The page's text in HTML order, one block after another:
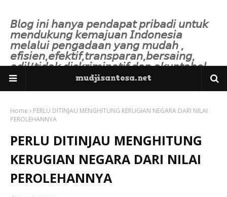
𝘉𝘭𝘰𝘨 𝘪𝘯𝘪 𝘩𝘢𝘯𝘺𝘢 𝘱𝘦𝘯𝘥𝘢𝘱𝘢𝘵 𝘱𝘳𝘪𝘣𝘢𝘥𝘪 𝘶𝘯𝘵𝘶𝘬
𝘮𝘦𝘯𝘥𝘶𝘬𝘶𝘯𝘨 𝘬𝘦𝘮𝘢𝘫𝘶𝘢𝘯 𝘐𝘯𝘥𝘰𝘯𝘦𝘴𝘪𝘢
𝘮𝘦𝘭𝘢𝘭𝘶𝘪 𝘱𝘦𝘯𝘨𝘢𝘥𝘢𝘢𝘯 𝘺𝘢𝘯𝘨 𝘮𝘶𝘥𝘢𝘩 ,
𝘦𝘧𝘪𝘴𝘪𝘦𝘯,𝘦𝘧𝘦𝘬𝘵𝘪𝘧,𝘵𝘳𝘢𝘯𝘴𝘱𝘢𝘳𝘢𝘯,𝘣𝘦𝘳𝘴𝘢𝘪𝘯𝘨,
𝘢𝘥𝘪𝘭/𝘵𝘪𝘥𝘢𝘬 𝘥𝘪𝘴𝘬𝘳𝘪𝘮𝘪𝘯𝘢𝘵𝘪𝘧 𝘥𝘢𝘯 𝘢𝘬𝘶𝘯𝘵𝘢𝘣𝘦𝘭.
Home
PERLU DITINJAU MENGHITUNG KERUGIAN NEGARA DARI NILAI
PEROLEHANNYA
PERLU DITINJAU MENGHITUNG
KERUGIAN NEGARA DARI NILAI
PEROLEHANNYA